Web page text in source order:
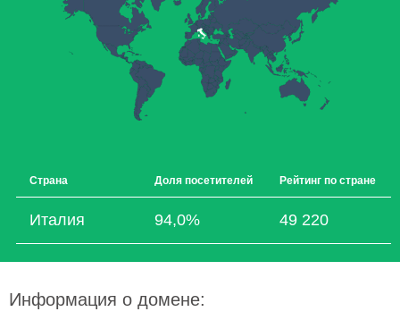
Страна Доля посетителей Рейтинг по стране
Италия 94,0% 49 220
Информация о домене: